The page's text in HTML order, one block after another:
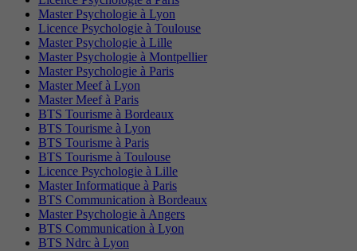
Master Psychologie à Lyon
Licence Psychologie à Toulouse
Master Psychologie à Lille
Master Psychologie à Montpellier
Master Psychologie à Paris
Master Meef à Lyon
Master Meef à Paris
BTS Tourisme à Bordeaux
BTS Tourisme à Lyon
BTS Tourisme à Paris
BTS Tourisme à Toulouse
Licence Psychologie à Lille
Master Informatique à Paris
BTS Communication à Bordeaux
Master Psychologie à Angers
BTS Communication à Lyon
BTS Ndrc à Lyon